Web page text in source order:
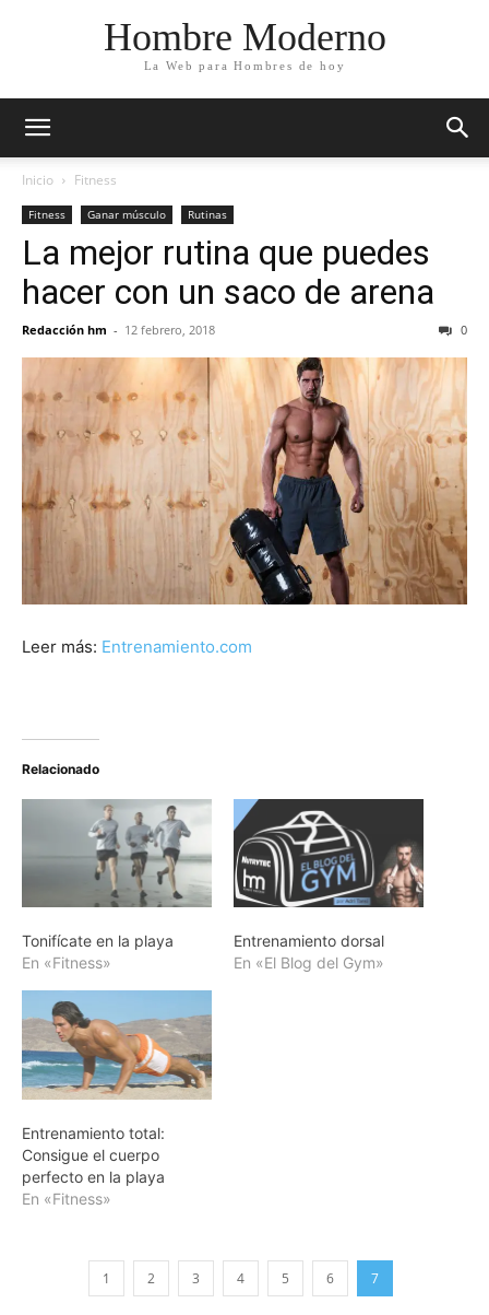
Hombre Moderno
La Web para Hombres de hoy
Inicio Fitness
Fitness Ganar músculo Rutinas
La mejor rutina que puedes
hacer con un saco de arena
Redacción hm - 12 febrero, 2018 0
Leer más: Entrenamiento.com
Relacionado
Tonifícate en la playa
En «Fitness»
Entrenamiento dorsal
En «El Blog del Gym»
Entrenamiento total:
Consigue el cuerpo
perfecto en la playa
En «Fitness»
1 2 3 4 5 6 7